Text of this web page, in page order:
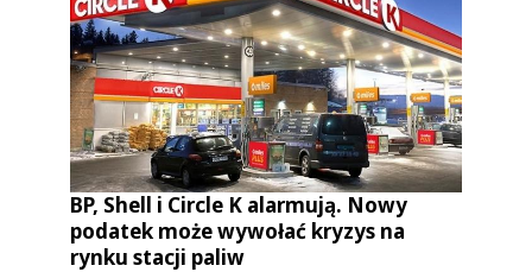
BP, Shell i Circle K alarmują. Nowy
podatek może wywołać kryzys na
rynku stacji paliw